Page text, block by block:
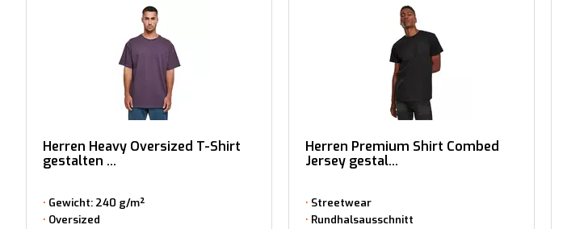
Herren Heavy Oversized T-Shirt
gestalten ...
Gewicht: 240 g/m²
Oversized
Herren Premium Shirt Combed
Jersey gestal...
Streetwear
Rundhalsausschnitt